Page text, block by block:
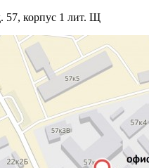
57, корпус 1 лит. Щ